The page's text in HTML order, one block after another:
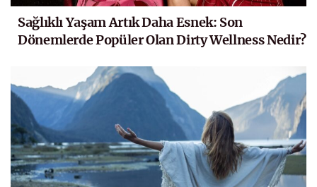
Sağlıklı Yaşam Artık Daha Esnek: Son
Dönemlerde Popüler Olan Dirty Wellness Nedir?